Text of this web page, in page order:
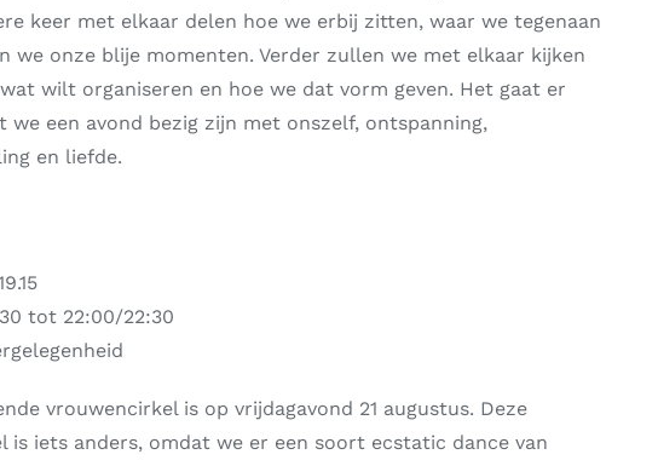
keer met elkaar delen hoe we erbij zitten, waar we tegenaan
we onze blije momenten. Verder zullen we met elkaar kijken
wilt organiseren en hoe we dat vorm geven. Het gaat er
we een avond bezig zijn met onszelf, ontspanning,
en liefde.
tot 22:00/22:30
vrouwencirkel is op vrijdagavond 21 augustus. Deze
is iets anders, omdat we er een soort ecstatic dance van